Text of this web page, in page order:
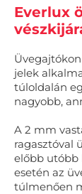
Everlux
jelek
túloldalán
nagyobb,
A 2 mm
ragasztóval
előbb utóbb
esetén az
túlmenően